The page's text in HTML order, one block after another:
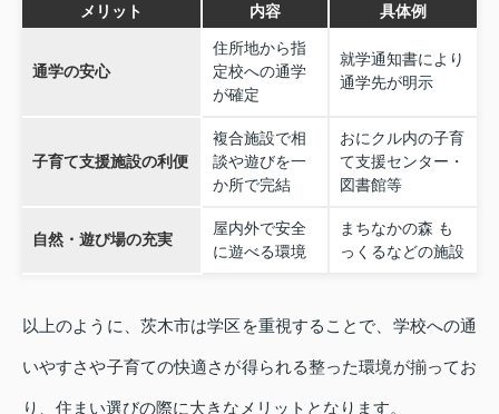
メリット 内容 具体例
通学の安心
住所地から指
定校への通学
が確定
就学通知書により
通学先が明示
子育て支援施設の利便
複合施設で相
談や遊びを一
か所で完結
おにクル内の子育
て支援センター・
図書館等
自然・遊び場の充実
屋内外で安全
に遊べる環境
まちなかの森 も
っくるなどの施設
以上のように、茨木市は学区を重視することで、学校への通
いやすさや子育ての快適さが得られる整った環境が揃ってお
り、住まい選びの際に大きなメリットとなります。